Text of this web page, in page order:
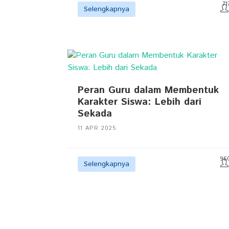
Selengkapnya
Peran Guru dalam Membentuk
Karakter Siswa: Lebih dari
Sekada
11 APR 2025
Selengkapnya